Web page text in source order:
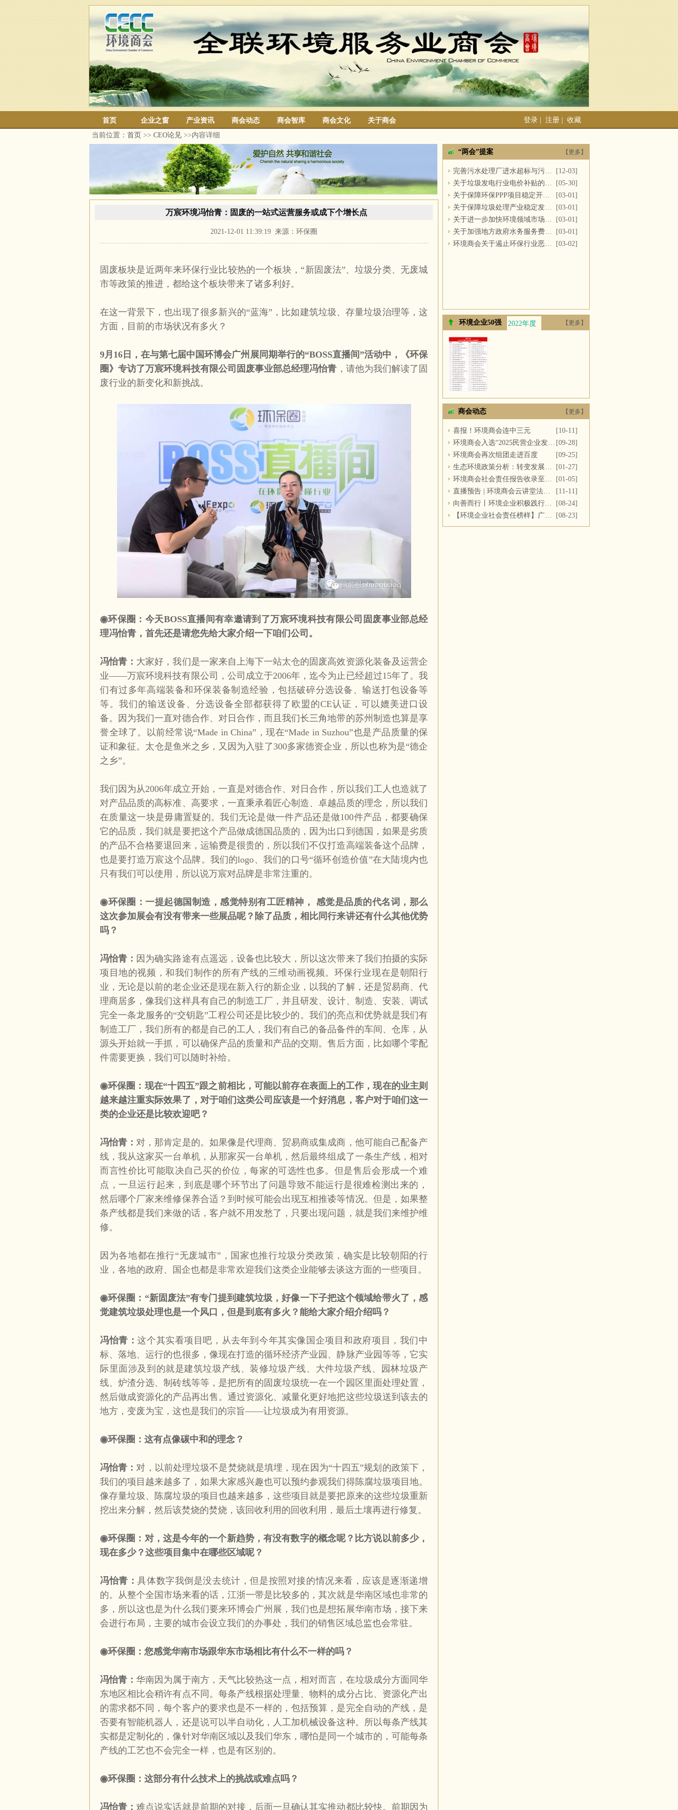
首页 企业之窗 产业资讯 商会动态 商会智库 商会文化 关于商会 登录 注册
收藏
当前位置： 首页 >> CEO论见 >>内容详细
万宸环境冯怡青：固废的一站式运营服务或成下个增长点
2021-12-01 11:39:19 来源：环保圈
固废板块是近两年来环保行业比较热的一个板块，“新固废法”、垃圾分类、无废城
市等政策的推进，都给这个板块带来了诸多利好。
在这一背景下，也出现了很多新兴的“蓝海”，比如建筑垃圾、存量垃圾治理等，这
方面，目前的市场状况有多火？
9月 16 日，在与第七届中国环博会广州展同期举行的“BOSS直播间”活动中，《环保
圈》专访了万宸环境科技有限公司固废事业部总经理冯怡青 ，请他为我们解读了固
废行业的新变化和新挑战。
◉环保圈：今天BOSS直播间有幸邀请到了万宸环境科技有限公司固废事业部总经
理冯怡青，首先还是请您先给大家介绍一下咱们公司。
冯怡青： 大家好，我们是一家来自上海下一站太仓的固废高效资源化装备及运营企
业——万宸环境科技有限公司，公司成立于2006年，迄今为止已经超过15年了。我
们有过多年高端装备和环保装备制造经验，包括破碎分选设备、输送打包设备等
等。我们的输送设备、分选设备全部都获得了欧盟的CE认证，可以媲美进口设
备。因为我们一直对德合作、对日合作，而且我们长三角地带的苏州制造也算是享
誉全球了。以前经常说“Made in China”，现在“Made in Suzhou”也是产品质量的保
证和象征。太仓是鱼米之乡，又因为入驻了300多家德资企业，所以也称为是“德企
之乡”。
我们因为从2006年成立开始，一直是对德合作、对日合作，所以我们工人也造就了
对产品品质的高标准、高要求，一直秉承着匠心制造、卓越品质的理念，所以我们
在质量这一块是毋庸置疑的。我们无论是做一件产品还是做100件产品，都要确保
它的品质，我们就是要把这个产品做成德国品质的，因为出口到德国，如果是劣质
的产品不合格要退回来，运输费是很贵的，所以我们不仅打造高端装备这个品牌，
也是要打造万宸这个品牌。我们的logo、我们的口号“循环创造价值”在大陆境内也
只有我们可以使用，所以说万宸对品牌是非常注重的。
◉环保圈：一提起德国制造，感觉特别有工匠精神，
感觉是品质的代名词，那么
这次参加展会有没有带来一些展品呢？除了品质，相比同行来讲还有什么其他优势
吗？
冯怡青： 因为确实路途有点遥远，设备也比较大，所以这次带来了我们拍摄的实际
项目地的视频，和我们制作的所有产线的三维动画视频。环保行业现在是朝阳行
业，无论是以前的老企业还是现在新入行的新企业，以我的了解，还是贸易商、代
理商居多，像我们这样具有自己的制造工厂，并且研发、设计、制造、安装、调试
完全一条龙服务的“交钥匙”工程公司还是比较少的。我们的亮点和优势就是我们有
制造工厂，我们所有的都是自己的工人，我们有自己的备品备件的车间、仓库，从
源头开始就一手抓，可以确保产品的质量和产品的交期。售后方面，比如哪个零配
件需要更换，我们可以随时补给。
◉环保圈：现在“十四五”跟之前相比，可能以前存在表面上的工作，现在的业主则
越来越注重实际效果了，对于咱们这类公司应该是一个好消息，客户对于咱们这一
类的企业还是比较欢迎吧？
冯怡青：对，那肯定是的。如果像是代理商、贸易商或集成商，他可能自己配备产
线，我从这家买一台单机，从那家买一台单机，然后最终组成了一条生产线，相对
而言性价比可能取决自己买的价位，每家的可选性也多。但是售后会形成一个难
点，一旦运行起来，到底是哪个环节出了问题导致不能运行是很难检测出来的，
然后哪个厂家来维修保养合适？到时候可能会出现互相推诿等情况。但是，如果整
条产线都是我们来做的话，客户就不用发愁了，只要出现问题，就是我们来维护维
修。
因为各地都在推行“无废城市”，国家也推行垃圾分类政策，确实是比较朝阳的行
业，各地的政府、国企也都是非常欢迎我们这类企业能够去谈这方面的一些项目。
◉环保圈：“新固废法”有专门提到建筑垃圾，好像一下子把这个领域给带火了，感
觉建筑垃圾处理也是一个风口，但是到底有多火？能给大家介绍介绍吗？
冯怡青：这个其实看项目吧，从去年到今年其实像国企项目和政府项目，我们中
标、落地、运行的也很多，像现在打造的循环经济产业园、静脉产业园等等，它实
际里面涉及到的就是建筑垃圾产线、装修垃圾产线、大件垃圾产线、园林垃圾产
线、炉渣分选、制砖线等等，是把所有的固废垃圾统一在一个园区里面处理处置，
然后做成资源化的产品再出售。通过资源化、减量化更好地把这些垃圾送到该去的
地方，变废为宝，这也是我们的宗旨——让垃圾成为有用资源。
◉环保圈：这有点像碳中和的理念？
冯怡青：对，以前处理垃圾不是焚烧就是填埋，现在因为“十四五”规划的政策下，
我们的项目越来越多了，如果大家感兴趣也可以预约参观我们得陈腐垃圾项目地。
像存量垃圾、陈腐垃圾的项目也越来越多，这些项目就是要把原来的这些垃圾重新
挖出来分解，然后该焚烧的焚烧，该回收利用的回收利用，最后土壤再进行修复。
◉环保圈：对，这是今年的一个新趋势，有没有数字的概念呢？比方说以前多少，
现在多少？这些项目集中在哪些区域呢？
冯怡青：具体数字我倒是没去统计，但是按照对接的情况来看，应该是逐渐递增
的。从整个全国市场来看的话，江浙一带是比较多的，其次就是华南区域也非常的
多，所以这也是为什么我们要来环博会广州展，我们也是想拓展华南市场，接下来
会进行布局，主要的城市会设立我们的办事处，我们的销售区域总监也会常驻。
◉环保圈：您感觉华南市场跟华东市场相比有什么不一样的吗？
冯怡青：华南因为属于南方，天气比较热这一点，相对而言，在垃圾成分方面同华
东地区相比会稍许有点不同。每条产线根据处理量、物料的成分占比、资源化产出
的需求都不同，每个客户的要求也是不一样的，包括预算，是完全自动的产线，是
否要有智能机器人，还是说可以半自动化，人工加机械设备这种。所以每条产线其
实都是定制化的，像针对华南区域以及我们华东，哪怕是同一个城市的，可能每条
产线的工艺也不会完全一样，也是有区别的。
◉环保圈：这部分有什么技术上的挑战或难点吗？
冯怡青：难点说实话就是前期的对接，后面一旦确认其实推动都比较快。前期因为
“两会”提案 【更多】
完善污水处理厂进水超标与污泥处置
[12-03]
关于垃圾发电行业电价补贴的建议
[05-30]
关于保障环保PPP项目稳定开展的提案
[03-01]
关于保障垃圾处理产业稳定发展的议案
[03-01]
关于进一步加快环境领域市场化改革的议案
[03-01]
关于加强地方政府水务服务费用支付的议案
[03-01]
环境商会关于遏止环保行业恶性竞争的提案
[03-02]
环境企业50强 2022年度 2021年度 2020年度
【更多】
商会动态 【更多】
喜报！环境商会连中三元
[10-11]
环境商会入选“2025民营企业发展新质生产力系列典型案例” [09-28]
环境商会再次组团走进百度
[09-25]
生态环境政策分析：转变发展方式，推进“双碳”目标
[01-27]
环境商会社会责任报告收录至《中国民营企业社会责任报告》
[01-05]
直播预告 | 环境商会云讲堂法务专场第十一期
[11-11]
向善而行丨环境企业积极践行社会责任 彰显优秀榜样力量
[08-24]
【环境企业社会责任榜样】广西碧清源环保投资有限公司
[08-23]